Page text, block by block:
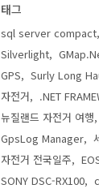
태그
sql server compact
Silverlight
GPS
Surly Long
자전거
.NET
뉴질랜드 자전거 여행
GpsLog Manager
자전거 전국일주
SONY DSC-RX100